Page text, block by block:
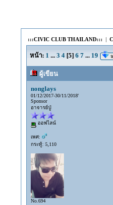
:::CIVIC CLUB THAILAND::: |
หน้า: 1 ... 3 4[5] 6 7 ... 19
ผู้เขียน
nonglays
01/12/2017-30/11/2018'
Sponsor
อาจารย์ปู่
ออฟไลน์
เพศ:
กระทู้: 5,110
No.694